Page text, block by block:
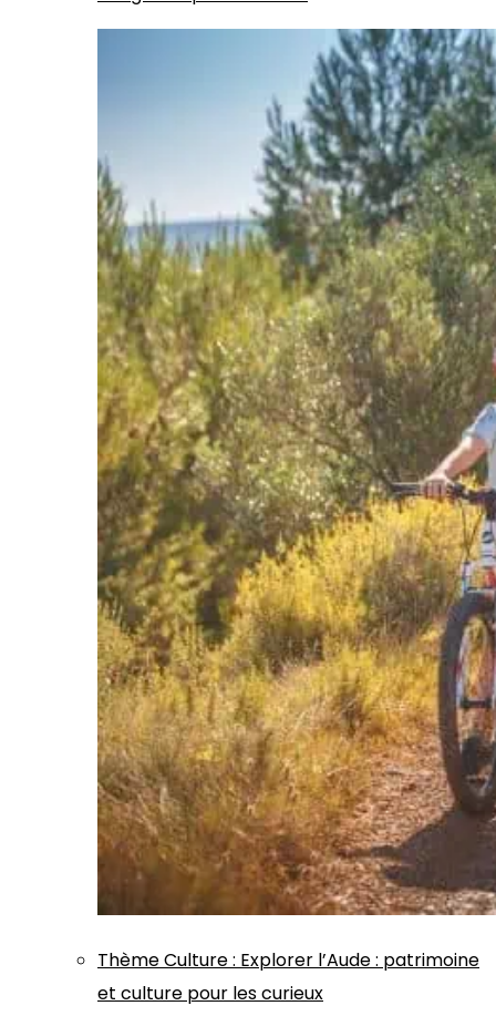
ThèmeCulture: Explorer l’Aude : patrimoine
et culture pour les curieux